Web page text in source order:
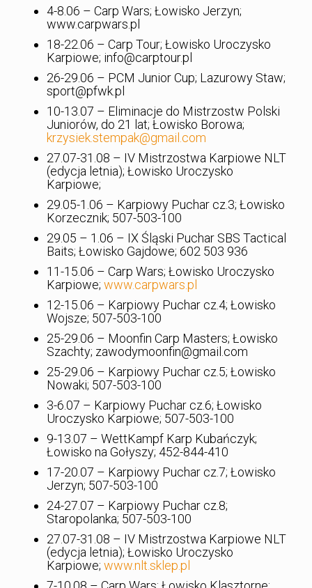
4-8.06 – Carp Wars; Łowisko Jerzyn;
www.carpwars.pl
18-22.06 – Carp Tour; Łowisko Uroczysko
Karpiowe; info@carptour.pl
26-29.06 – PCM Junior Cup; Lazurowy Staw;
sport@pfwk.pl
10-13.07 – Eliminacje do Mistrzostw Polski
Juniorów, do 21 lat; Łowisko Borowa;
krzysiek.stempak@gmail.com
27.07-31.08 – IV Mistrzostwa Karpiowe NLT
(edycja letnia); Łowisko Uroczysko
Karpiowe;
29.05-1.06 – Karpiowy Puchar cz.3; Łowisko
Korzecznik; 507-503-100
29.05 – 1.06 – IX Śląski Puchar SBS Tactical
Baits; Łowisko Gajdowe; 602 503 936
11-15.06 – Carp Wars; Łowisko Uroczysko
Karpiowe; www.carpwars.pl
12-15.06 – Karpiowy Puchar cz.4; Łowisko
Wojsze; 507-503-100
25-29.06 – Moonfin Carp Masters; Łowisko
Szachty; zawodymoonfin@gmail.com
25-29.06 – Karpiowy Puchar cz.5; Łowisko
Nowaki; 507-503-100
3-6.07 – Karpiowy Puchar cz.6; Łowisko
Uroczysko Karpiowe; 507-503-100
9-13.07 – WettKampf Karp Kubańczyk;
Łowisko na Gołyszy; 452-844-410
17-20.07 – Karpiowy Puchar cz.7; Łowisko
Jerzyn; 507-503-100
24-27.07 – Karpiowy Puchar cz.8;
Staropolanka; 507-503-100
27.07-31.08 – IV Mistrzostwa Karpiowe NLT
(edycja letnia); Łowisko Uroczysko
Karpiowe; www.nlt.sklep.pl